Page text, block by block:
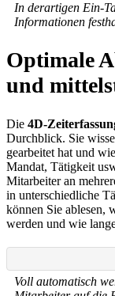
In derartigen Ein-
Informationen
Optimale
und
Die 4D-
Durchblick. Sie
gearbeitet hat und
Mandat, Tätigkeit
Mitarbeiter an
in unterschiedliche
können Sie ablesen,
werden und wie
Voll automatisch